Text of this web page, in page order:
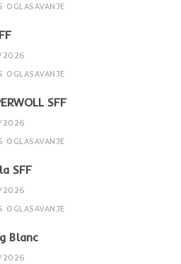
OGLASAVANJE
OGLASAVANJE
SFF
OGLASAVANJE
SFF
OGLASAVANJE
Blanc